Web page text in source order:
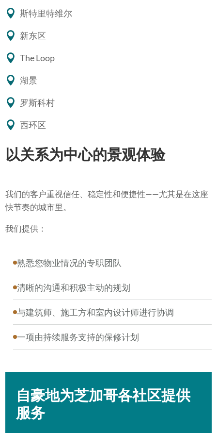
斯特里特维尔
新东区
The Loop
湖景
罗斯科村
西环区
以关系为中心的景观体验
我们的客户重视信任、稳定性和便捷性——尤其是在这座
快节奏的城市里。
我们提供：
熟悉您物业情况的专职团队
清晰的沟通和积极主动的规划
与建筑师、施工方和室内设计师进行协调
一项由持续服务支持的保修计划
自豪地为芝加哥各社区提供
服务